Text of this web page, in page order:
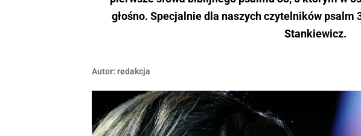
głośno. Specjalnie dla naszych czytelników
Stankiewicz.
Autor: redakcja